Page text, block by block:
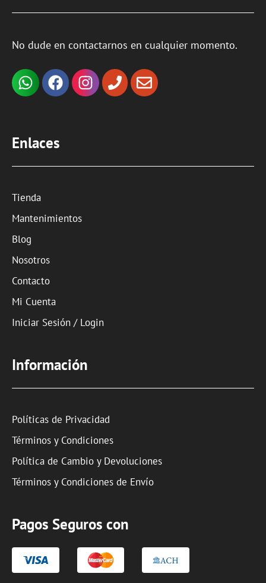
No dude en contactarnos en cualquier momento.
Enlaces
Tienda
Mantenimientos
Blog
Nosotros
Contacto
Mi Cuenta
Iniciar Sesión / Login
Información
Políticas de Privacidad
Términos y Condiciones
Política de Cambio y Devoluciones
Términos y Condiciones de Envío
Pagos Seguros con